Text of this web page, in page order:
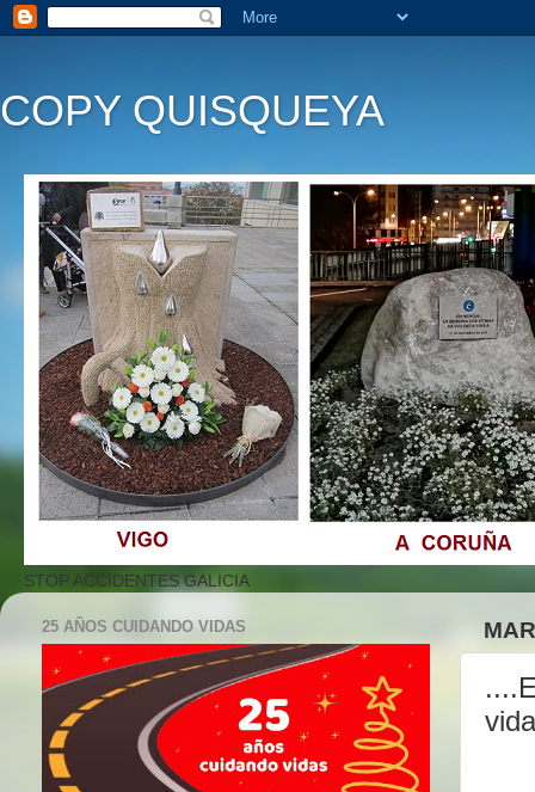
COPY QUISQUEYA
STOP ACCIDENTES GALICIA
25 AÑOS CUIDANDO VIDAS